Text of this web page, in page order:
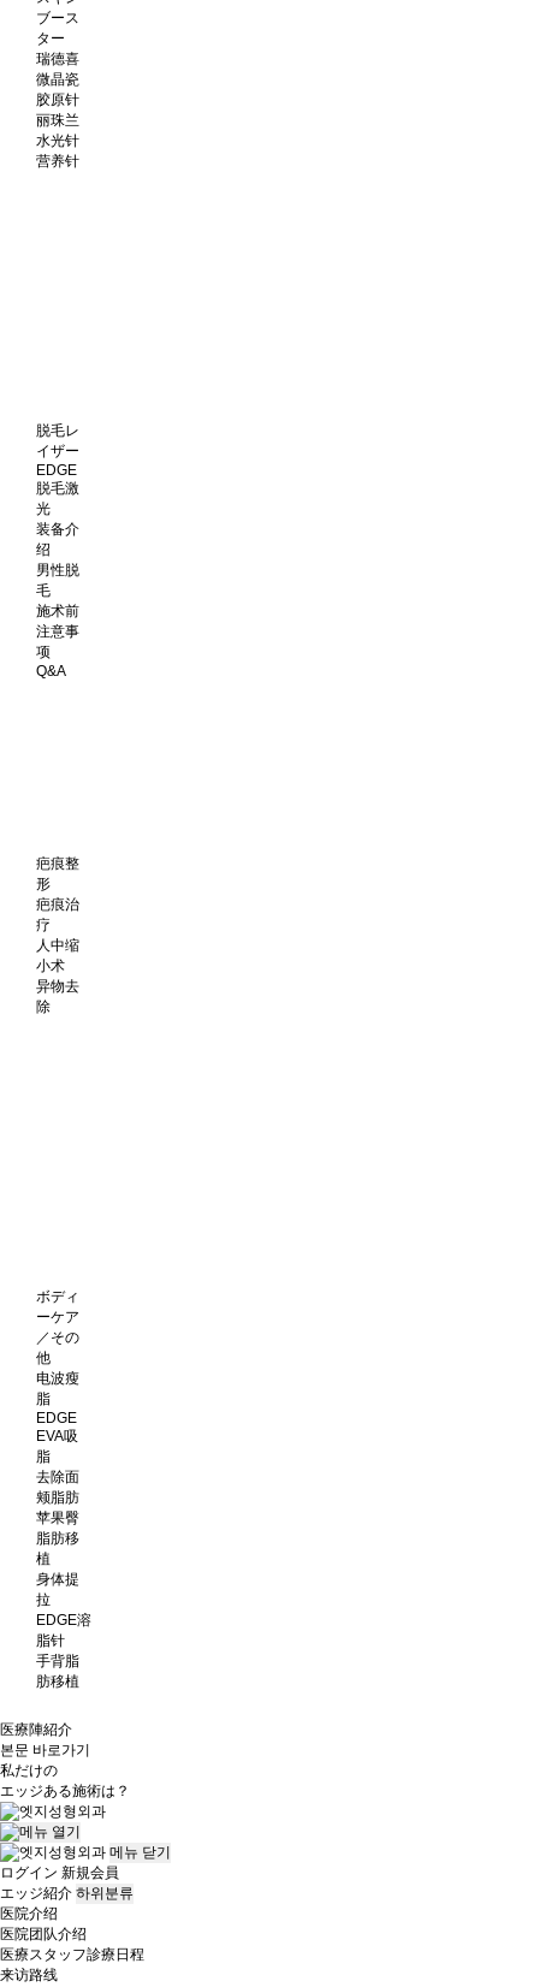
ブース
ター
瑞德喜
微晶瓷
胶原针
丽珠兰
水光针
营养针
脱毛レ
イザー
EDGE
脱毛激
光
装备介
绍
男性脱
毛
施术前
注意事
项
Q&A
疤痕整
形
疤痕治
疗
人中缩
小术
异物去
除
ボディ
ーケア
／その
他
电波瘦
脂
EDGE
EVA吸
脂
去除面
颊脂肪
苹果臀
脂肪移
植
身体提
拉
EDGE溶
脂针
手背脂
肪移植
医療陣紹介
본문 바로가기
私だけの
エッジある施術は？
메뉴 닫기
ログイン 新規会員
エッジ紹介 하위분류
医院介绍
医院团队介绍
医療スタッフ診療日程
来访路线